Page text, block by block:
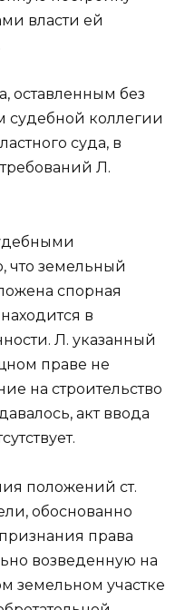
власти ей
оставленным без
коллегии
суда, в
Л.
что земельный
спорная
в
Л. указанный
праве не
на строительство
акт ввода
положений ст.
обоснованно
права
возведенную на
земельном участке